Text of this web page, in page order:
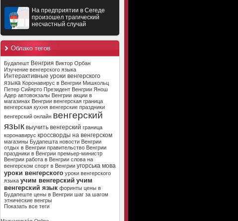
На предприятии в Сегеде
произошел трагический
несчастный случай
Облако тегов
Будапешт Венгрия Виктор Орбан
Изучение венгерского языка
Интерактивные уроки венгерского
языка Коронавирус в Венгрии Мишкольц
Петер Сийярто Президент Венгрии Янош
Адер автовокзалы Венгрии акции в
магазинах Венгрии венгерская граница
венгерская кухня венгерские праздники
венгерский онлайн венгерский
язык выучить венгерский граница
коронавирус кроссворды на венгерском
магазины Будапешта новости Венгрии
отдых в Венгрии правительство Венгрии
праздники в Венгрии премьер-министр
Венгрии работа в Венгрии слова на
венгерском спорт в Венгрии угорська мова
уроки венгерского уроки венгерского
языка учим венгерский учим
венгерский язык форинты цены в
Будапеште цены в Венгрии шаг за шагом
этнические венгры
Показать все теги